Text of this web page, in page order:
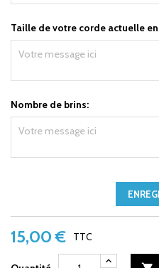
Taille de votre corde actuelle en
Nombre de brins:
15,00 € TTC